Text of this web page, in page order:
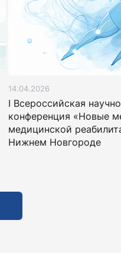
14.04.2026
I Всероссийская
конференция «Новые
медицинской
Нижнем Новгороде